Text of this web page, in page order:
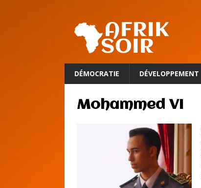
DÉMOCRATIE DÉVELOPPEMENT
Mohammed VI